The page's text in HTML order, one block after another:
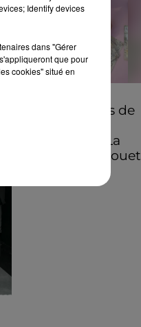
C'est à vous de
découvrir La
Bazoche-Gouet
Identify devices
dans "Gérer
que pour
cookies" situé en